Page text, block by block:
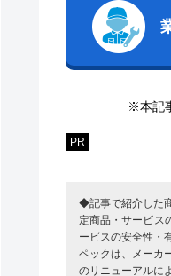
※本記
PR
◆記事で紹介した
定商品・サービス
ービスの安全性・
ペックは、メーカ
のリニューアルに